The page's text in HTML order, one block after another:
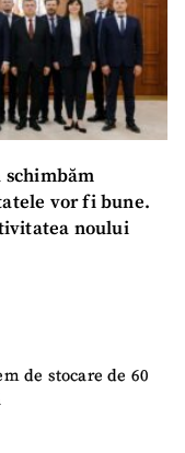
schimbăm
vor fi bune.
noului
de stocare de 60